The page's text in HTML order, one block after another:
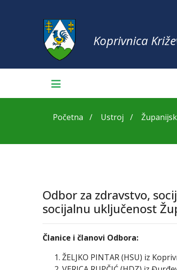
Koprivnica
Početna Ustroj
Odbor za zdravstvo,
socijalnu uključenost
Članice i članovi Odbora:
ŽELJKO PINTAR (HSU) iz